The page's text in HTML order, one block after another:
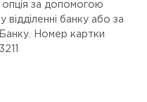
за допомогою
банку або за
Номер картки